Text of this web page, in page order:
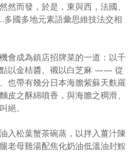
然而發，於是，東與西，法國、
國多地元素語彙思維技法交相
會成為鎮店招牌菜的一道：以千
以金桔醬、襯以白芝麻 —— 從
也帶有幾分日本海膽紫蘇天麩羅
皮之酥綿噴香，與海膽之稠滑、
絕。
入松葉蟹茶碗蒸，以拌入薑汁陳
老母雞湯配焦化奶油低溫油封鮟